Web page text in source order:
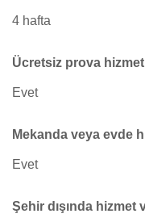
4 hafta
Ücretsiz prova
Evet
Mekanda veya evde
Evet
Şehir dışında hizmet